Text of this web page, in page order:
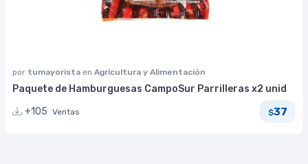
por tumayorista en Agricultura y Alimentación
Paquete de Hamburguesas CampoSur Parrilleras x2 unid
+105 Ventas $37